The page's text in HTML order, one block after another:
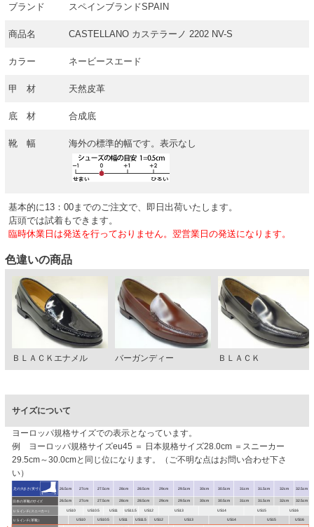
ブランド スペインブランドSPAIN
商品名 CASTELLANO カステラーノ 2202 NV-S
カラー ネービースエード
甲 材 天然皮革
底 材 合成底
靴 幅 海外の標準的幅です。表示なし
基本的に13：00までのご注文で、即日出荷いたします。
店頭では試着もできます。
臨時休業日は発送を行っておりません。翌営業日の発送になります。
色違いの商品
ＢＬＡＣＫエナメル バーガンディー ＢＬＡＣＫ
サイズについて
ヨーロッパ規格サイズでの表示となっています。
例 ヨーロッパ規格サイズeu45 ＝ 日本規格サイズ28.0cm ＝スニーカー
29.5cm～30.0cmと同じ位になります。（ご不明な点はお問い合わせ下さ
い）